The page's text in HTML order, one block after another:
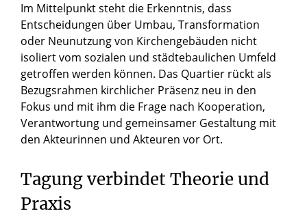
Im Mittelpunkt steht die Erkenntnis, dass
Entscheidungen über Umbau, Transformation
oder Neunutzung von Kirchengebäuden nicht
isoliert vom sozialen und städtebaulichen Umfeld
getroffen werden können. Das Quartier rückt als
Bezugsrahmen kirchlicher Präsenz neu in den
Fokus und mit ihm die Frage nach Kooperation,
Verantwortung und gemeinsamer Gestaltung mit
den Akteurinnen und Akteuren vor Ort.
Tagung verbindet Theorie und
Praxis